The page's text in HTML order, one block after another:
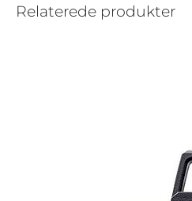
Relaterede produkter